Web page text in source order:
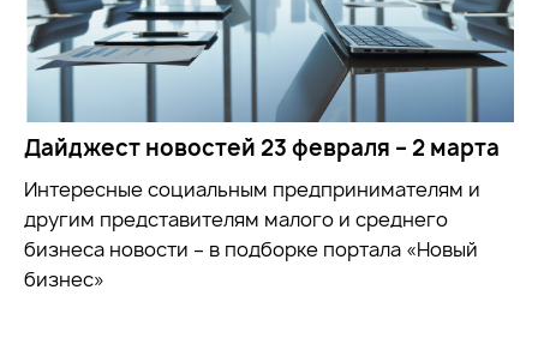
Дайджест новостей 23 февраля – 2 марта
Интересные социальным предпринимателям и
другим представителям малого и среднего
бизнеса новости – в подборке портала «Новый
бизнес»